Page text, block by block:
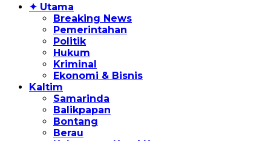
✦ Utama
Breaking News
Pemerintahan
Politik
Hukum
Kriminal
Ekonomi & Bisnis
Kaltim
Samarinda
Balikpapan
Bontang
Berau